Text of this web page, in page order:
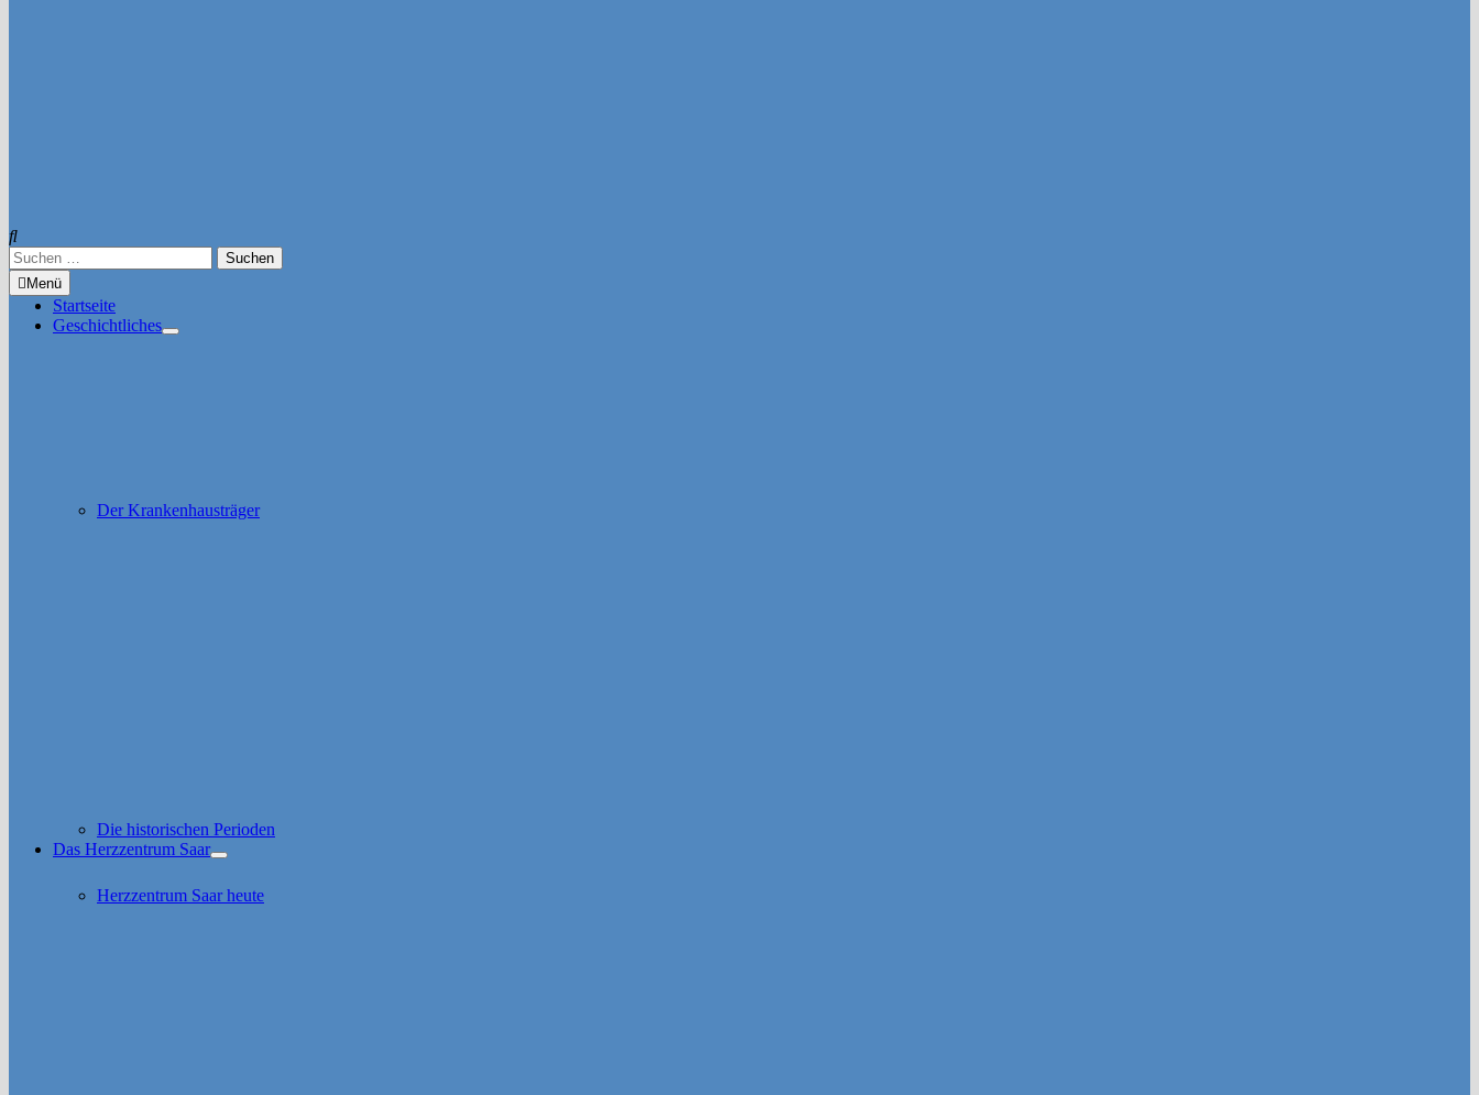
Suchen
nach:Menü
Startseite
Geschichtliches
Untermenü
Der Krankenhausträger
Die historischen Perioden
Das Herzzentrum Saar
Untermenü
Herzzentrum Saar heute